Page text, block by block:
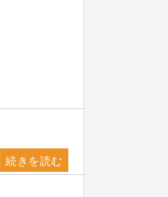
続きを読む